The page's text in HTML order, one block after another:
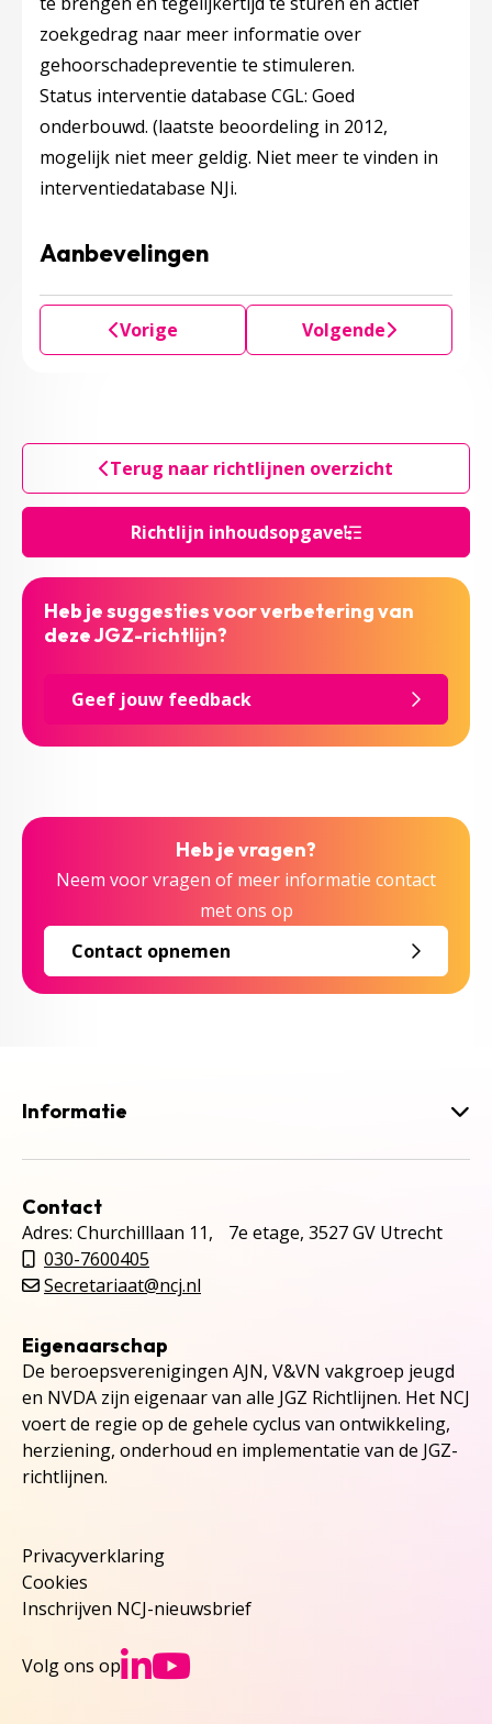
Richtlijn inhoudsopgave
zoekgedrag naar meer informatie over
gehoorschadepreventie te stimuleren.
Status interventie database CGL: Goed
onderbouwd. (laatste beoordeling in 2012,
mogelijk niet meer geldig. Niet meer te vinden in
interventiedatabase NJi.
Aanbevelingen
Vorige Volgende
Terug naar richtlijnen overzicht
Heb je suggesties voor verbetering van
deze JGZ-richtlijn?
Geef jouw feedback
Heb je vragen?
Neem voor vragen of meer informatie contact
met ons op
Contact opnemen
Informatie
Contact
Adres: Churchilllaan 11, 7e etage, 3527 GV Utrecht
030-7600405
Secretariaat@ncj.nl
Eigenaarschap
De beroepsverenigingen AJN, V&VN vakgroep jeugd
en NVDA zijn eigenaar van alle JGZ Richtlijnen. Het NCJ
voert de regie op de gehele cyclus van ontwikkeling,
herziening, onderhoud en implementatie van de JGZ-
richtlijnen.
Privacyverklaring
Cookies
Inschrijven NCJ-nieuwsbrief
Volg ons op Ga naar NCJs